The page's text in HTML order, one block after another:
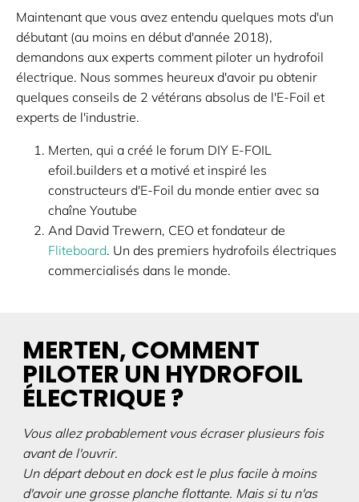
Maintenant que vous avez entendu quelques mots d'un
débutant (au moins en début d'année 2018),
demandons aux experts comment piloter un hydrofoil
électrique. Nous sommes heureux d'avoir pu obtenir
quelques conseils de 2 vétérans absolus de l'E-Foil et
experts de l'industrie.
Merten, qui a créé le forum DIY E-FOIL
efoil.builders et a motivé et inspiré les
constructeurs d'E-Foil du monde entier avec sa
chaîne Youtube
And David Trewern, CEO et fondateur de
Fliteboard. Un des premiers hydrofoils électriques
commercialisés dans le monde.
MERTEN, COMMENT
PILOTER UN HYDROFOIL
ÉLECTRIQUE ?
Vous allez probablement vous écraser plusieurs fois
avant de l'ouvrir.
Un départ debout en dock est le plus facile à moins
d'avoir une grosse planche flottante. Mais si tu n'as